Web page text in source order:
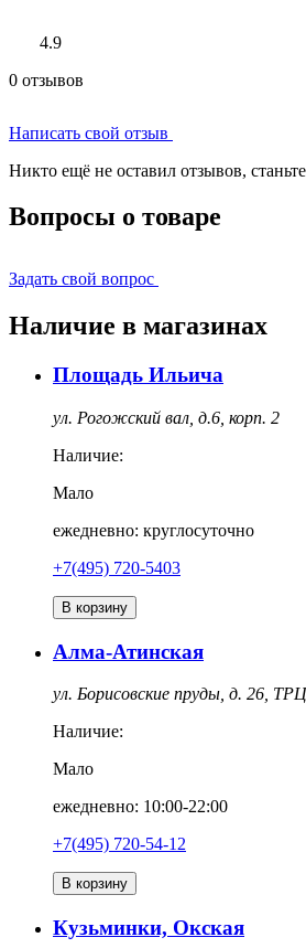
4.9
0 отзывов
Написать свой отзыв
Никто ещё не оставил отзывов,
Вопросы о товаре
Задать свой вопрос
Наличие в магазинах
Площадь Ильича
ул. Рогожский вал, д.6, корп. 2
Наличие:
Мало
ежедневно: круглосуточно
+7(495) 720-5403
В корзину
Алма-Атинская
ул. Борисовские пруды, д. 26,
Наличие:
Мало
ежедневно: 10:00-22:00
+7(495) 720-54-12
В корзину
Кузьминки, Окская